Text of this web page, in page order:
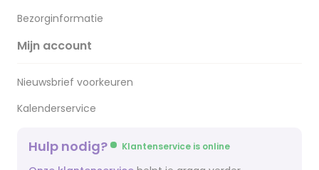
Bezorginformatie
Mijn account
Nieuwsbrief voorkeuren
Kalenderservice
Hulp nodig? Klantenservice is online